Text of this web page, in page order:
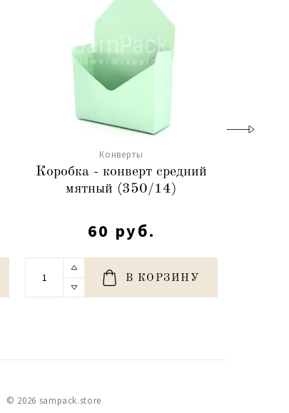
Конверты
Коробка - конверт средний
мятный (350/14)
60 руб.
В КОРЗИНУ
© 2026 sampack.store